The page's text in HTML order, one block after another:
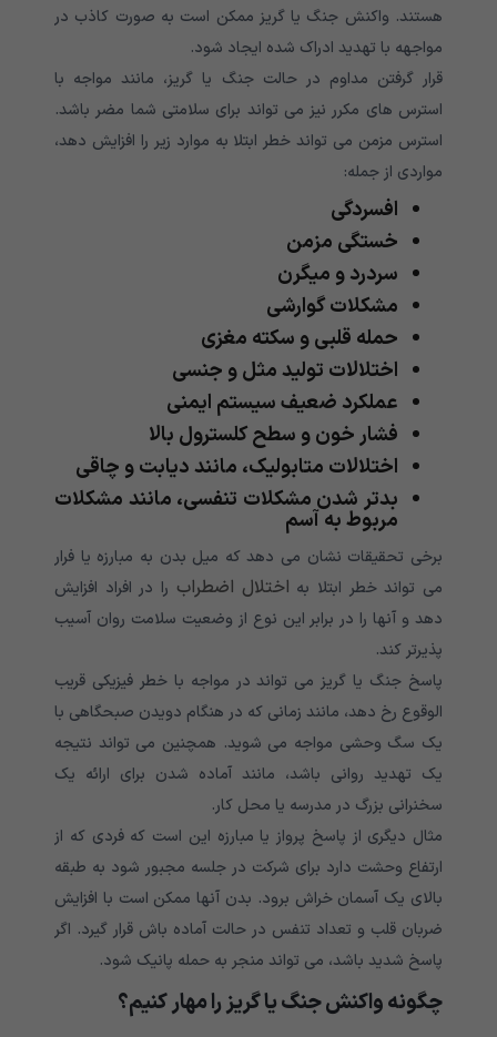
هستند. واکنش جنگ یا گریز ممکن است به صورت کاذب در
مواجهه با تهدید ادراک شده ایجاد شود.
قرار گرفتن مداوم در حالت جنگ یا گریز، مانند مواجه با
استرس های مکرر نیز می تواند برای سلامتی شما مضر باشد.
استرس مزمن می تواند خطر ابتلا به موارد زیر را افزایش دهد،
مواردی از جمله:
افسردگی
خستگی مزمن
سردرد و میگرن
مشکلات گوارشی
حمله قلبی و سکته مغزی
اختلالات تولید مثل و جنسی
عملکرد ضعیف سیستم ایمنی
فشار خون و سطح کلسترول بالا
اختلالات متابولیک، مانند دیابت و چاقی
بدتر شدن مشکلات تنفسی، مانند مشکلات
مربوط به آسم
برخی تحقیقات نشان می دهد که میل بدن به مبارزه یا فرار
می تواند خطر ابتلا به اختلال اضطراب را در افراد افزایش
دهد و آنها را در برابر این نوع از وضعیت سلامت روان آسیب
پذیرتر کند.
پاسخ جنگ یا گریز می تواند در مواجه با خطر فیزیکی قریب
الوقوع رخ دهد، مانند زمانی که در هنگام دویدن صبحگاهی با
یک سگ وحشی مواجه می شوید. همچنین می تواند نتیجه
یک تهدید روانی باشد، مانند آماده شدن برای ارائه یک
سخنرانی بزرگ در مدرسه یا محل کار.
مثال دیگری از پاسخ پرواز یا مبارزه این است که فردی که از
ارتفاع وحشت دارد برای شرکت در جلسه مجبور شود به طبقه
بالای یک آسمان خراش برود. بدن آنها ممکن است با افزایش
ضربان قلب و تعداد تنفس در حالت آماده باش قرار گیرد. اگر
پاسخ شدید باشد، می تواند منجر به حمله پانیک شود.
چگونه واکنش جنگ یا گریز را مهار کنیم؟